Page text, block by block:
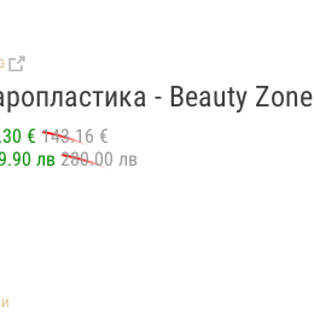
- Beauty Zone
€ 143.16 €
лв 280.00 лв